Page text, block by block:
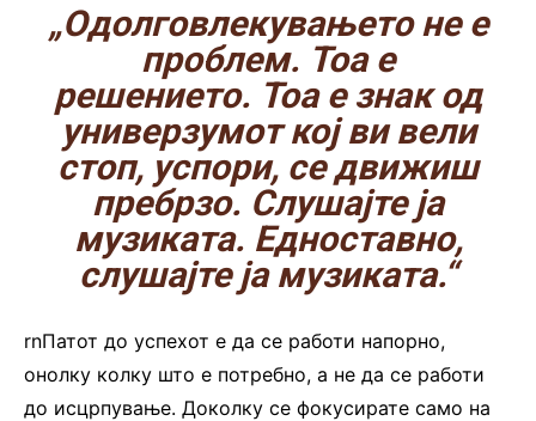
„Одолговлекувањето не е
проблем. Тоа е
решението. Тоа е знак од
универзумот кој ви вели
стоп, успори, се движиш
пребрзо. Слушајте ја
музиката. Едноставно,
слушајте ја музиката.“
rnПатот до успехот е да се работи напорно,
онолку колку што е потребно, а не да се работи
до исцрпување. Доколку се фокусирате само на